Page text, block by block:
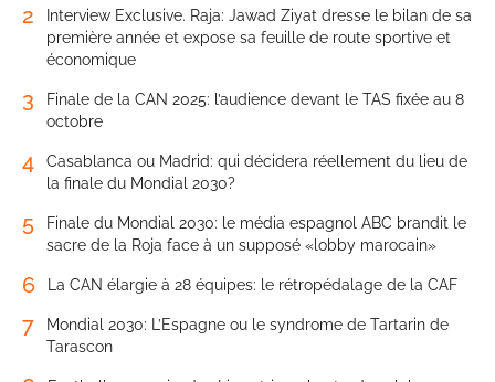
2
Interview Exclusive. Raja: Jawad Ziyat dresse le bilan de sa
première année et expose sa feuille de route sportive et
économique
3
Finale de la CAN 2025: l’audience devant le TAS fixée au 8
octobre
4
Casablanca ou Madrid: qui décidera réellement du lieu de
la finale du Mondial 2030?
5
Finale du Mondial 2030: le média espagnol ABC brandit le
sacre de la Roja face à un supposé «lobby marocain»
6 La CAN élargie à 28 équipes: le rétropédalage de la CAF
7
Mondial 2030: L’Espagne ou le syndrome de Tartarin de
Tarascon